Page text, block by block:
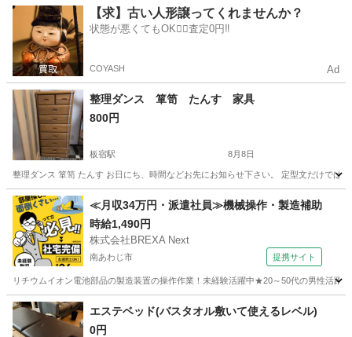
兵庫 三田市 ドレッサー
【求】古い人形譲ってくれませんか？
状態が悪くてもOK🙆‍♀️査定0円‼️
COYASH Ad
整理ダンス 箪笥 たんす 家具
800円
板宿駅 8月8日
整理ダンス 箪笥 たんす お日にち、時間などお先にお知らせ下さい。 定型文だけで
兵庫 神戸市 板宿駅 収納家具
≪月収34万円・派遣社員≫機械操作・製造補助
時給1,490円
株式会社BREXA Next
南あわじ市 提携サイト
リチウムイオン電池部品の製造装置の操作作業！未経験活躍中★20～50代の男性活
兵庫 南あわじ市 その他
エステベッド(バスタオル敷いて使えるレベル)
0円